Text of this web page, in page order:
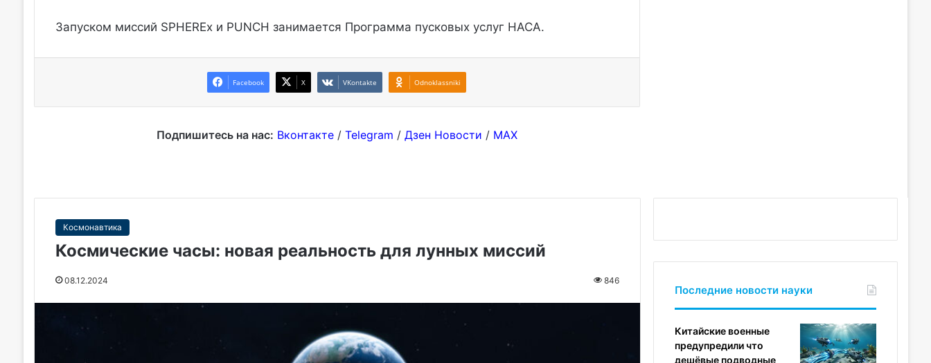
Запуском миссий SPHEREx и PUNCH занимается Программа пусковых услуг НАСА.
Facebook X VKontakte Odnoklassniki
Подпишитесь на нас: Вконтакте/ Telegram / Дзен Новости / MAX